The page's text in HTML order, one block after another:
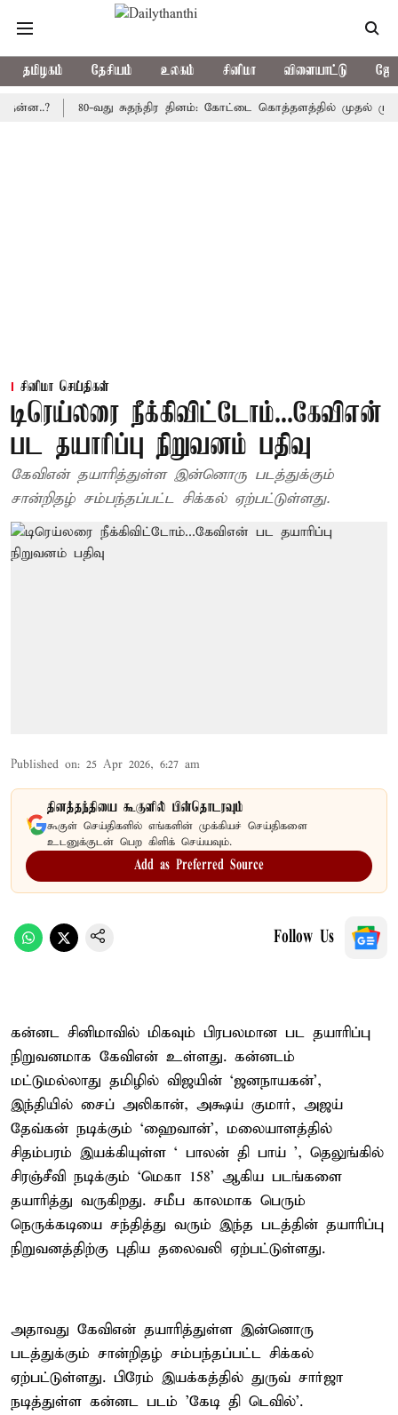
தமிழகம் தேசியம் உலகம் சினிமா விளையாட்டு
80-வது சுதந்திர தினம்: கோட்டை கொத்தளத்தில் முதல் முறையாக
சினிமா செய்திகள்
டிரெய்லரை நீக்கிவிட்டோம்...கேவிஎன்
பட தயாரிப்பு நிறுவனம் பதிவு
கேவிஎன் தயாரித்துள்ள இன்னொரு படத்துக்கும்
சான்றிதழ் சம்பந்தப்பட்ட சிக்கல் ஏற்பட்டுள்ளது.
Published on: 25 Apr 2026, 6:27 am
தினத்தந்தியை கூகுளில் பின்தொடரவும்
கூகுள் செய்திகளில் எங்களின் முக்கியச் செய்திகளை
உடனுக்குடன் பெற கிளிக் செய்யவும்.
Add as Preferred Source
Follow Us
கன்னட சினிமாவில் மிகவும் பிரபலமான பட தயாரிப்பு
நிறுவனமாக கேவிஎன் உள்ளது. கன்னடம்
மட்டுமல்லாது தமிழில் விஜயின் `ஜனநாயகன்',
இந்தியில் சைப் அலிகான், அக்ஷய் குமார், அஜய்
தேவ்கன் நடிக்கும் `ஹைவான்', மலையாளத்தில்
சிதம்பரம் இயக்கியுள்ள ` பாலன் தி பாய் ', தெலுங்கில்
சிரஞ்சீவி நடிக்கும் `மெகா 158' ஆகிய படங்களை
தயாரித்து வருகிறது. சமீப காலமாக பெரும்
நெருக்கடியை சந்தித்து வரும் இந்த படத்தின் தயாரிப்பு
நிறுவனத்திற்கு புதிய தலைவலி ஏற்பட்டுள்ளது.
அதாவது கேவிஎன் தயாரித்துள்ள இன்னொரு
படத்துக்கும் சான்றிதழ் சம்பந்தப்பட்ட சிக்கல்
ஏற்பட்டுள்ளது. பிரேம் இயக்கத்தில் துருவ் சார்ஜா
நடித்துள்ள கன்னட படம் 'கேடி தி டெவில்'.